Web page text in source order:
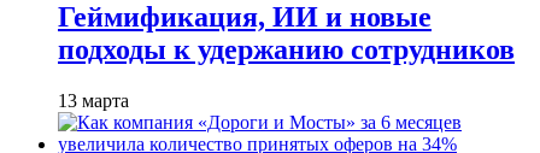
Геймификация, ИИ и новые
подходы к удержанию сотрудников
13 марта